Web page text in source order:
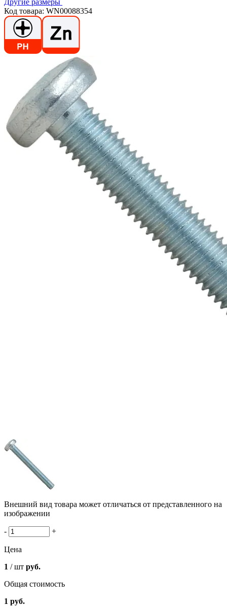
Код товара: WN00088354
Внешний вид товара может отличаться от представленного на
изображении
- +
Цена
1 / шт руб.
Общая стоимость
1 руб.